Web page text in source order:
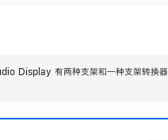
Display 有两种支架和一种支架转换器